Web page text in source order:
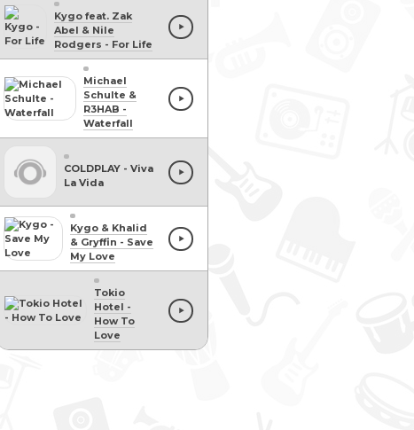
Kygo feat. Zak
Abel & Nile
Rodgers - For Life
Michael
Schulte &
R3HAB -
Waterfall
COLDPLAY - Viva
La Vida
Kygo & Khalid
& Gryffin - Save
My Love
Tokio
Hotel -
How To
Love